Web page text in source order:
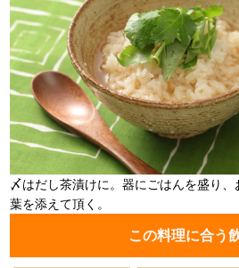
〆はだし茶漬けに。器にごはんを盛り
葉を添えて頂く。
この料理に合う